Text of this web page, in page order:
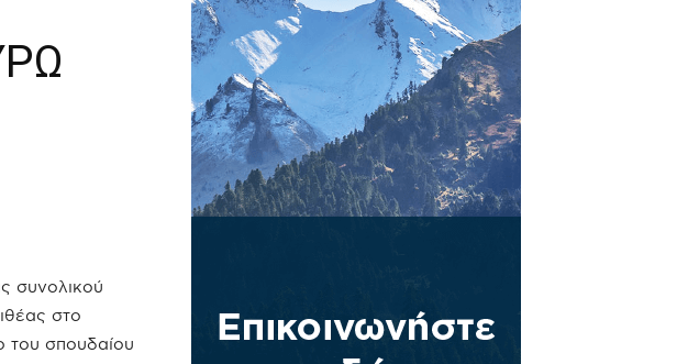
συνολικού
στο
του σπουδαίου